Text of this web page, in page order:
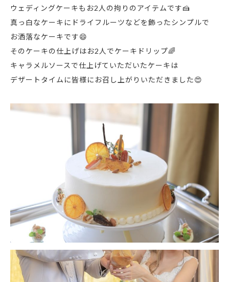
ウェディングケーキもお2人の拘りのアイテムです🍰
真っ白なケーキにドライフルーツなどを飾ったシンプルで
お洒落なケーキです😄
そのケーキの仕上げはお2人でケーキドリップ🌈
キャラメルソースで仕上げていただいたケーキは
デザートタイムに皆様にお召し上がりいただきました😍